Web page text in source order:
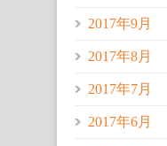
2017年9月
2017年8月
2017年7月
2017年6月